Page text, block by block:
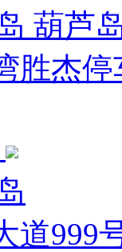
葫芦
胜杰
道999